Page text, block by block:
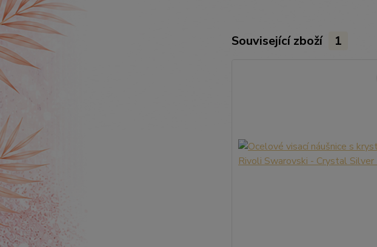
Související zboží 1